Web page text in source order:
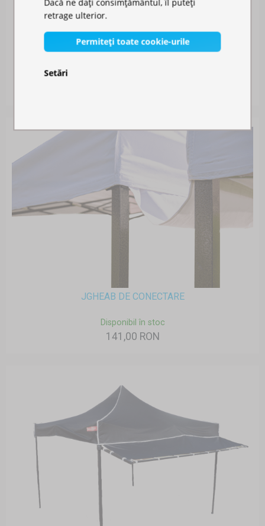
PLASĂ ANTI-ȚÂNȚARI PENTRU CORT
JGHEAB DE CONECTARE
Disponibil în stoc
141,00 RON
Dacă ne dați consimțământul, îl puteți
retrage ulterior.
Permiteți toate cookie-urile
Setări